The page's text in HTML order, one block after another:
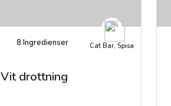
8 Ingredienser
Vit drottning
Cat Bar, Spisa